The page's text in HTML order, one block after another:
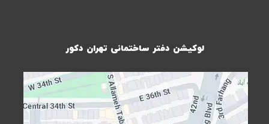
لوکیشن دفتر ساختمانی تهران دکور